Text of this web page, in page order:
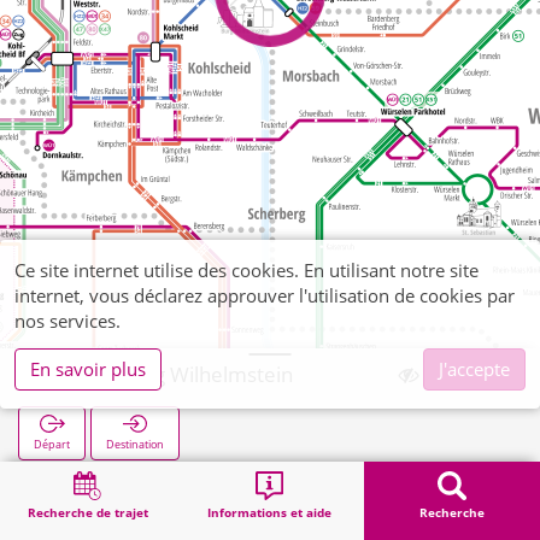
Recherche de trajet Informations et aide Recherche
Bardenberg Wilhelmstein
Départ Destination
Démarrage Recherche Bardenberg Wilhelmstein
Ce site internet utilise des cookies. En utilisant notre site
internet, vous déclarez approuver l'utilisation de cookies par
nos services.
En savoir plus
J'accepte